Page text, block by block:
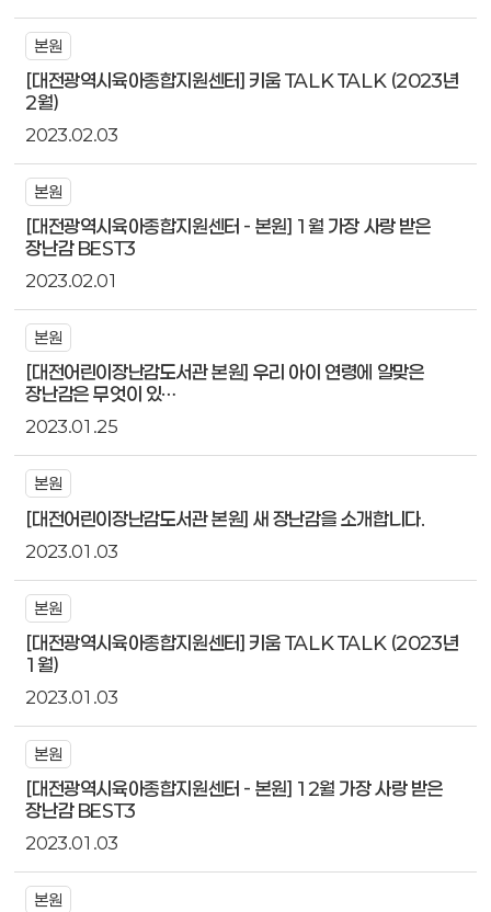
본원
[대전광역시육아종합지원센터] 키움 TALK TALK (2023년
2월)
2023.02.03
본원
[대전광역시육아종합지원센터 - 본원] 1월 가장 사랑 받은
장난감 BEST3
2023.02.01
본원
[대전어린이장난감도서관 본원] 우리 아이 연령에 알맞은
장난감은 무엇이 있…
2023.01.25
본원
[대전어린이장난감도서관 본원] 새 장난감을 소개합니다.
2023.01.03
본원
[대전광역시육아종합지원센터] 키움 TALK TALK (2023년
1월)
2023.01.03
본원
[대전광역시육아종합지원센터 - 본원] 12월 가장 사랑 받은
장난감 BEST3
2023.01.03
본원